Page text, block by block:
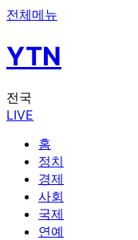
전체메뉴
YTN
전국
LIVE
홈
정치
경제
사회
국제
연예